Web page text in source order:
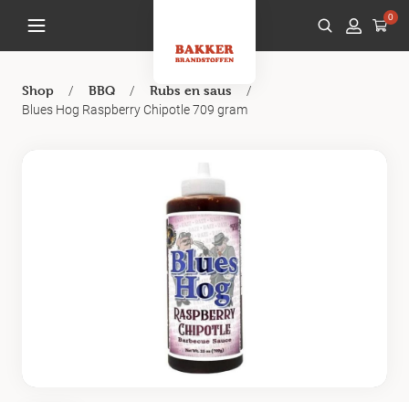
0
Shop / BBQ / Rubs en saus
/
Blues Hog Raspberry Chipotle 709 gram